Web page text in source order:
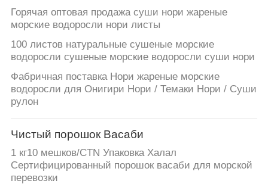
Горячая оптовая продажа суши нори жареные
морские водоросли нори листы
100 листов натуральные сушеные морские
водоросли сушеные морские водоросли суши нори
Фабричная поставка Нори жареные морские
водоросли для Онигири Нори / Темаки Нори / Суши
рулон
Чистый порошок Васаби
1 кг10 мешков/CTN Упаковка Халал
Сертифицированный порошок васаби для морской
перевозки